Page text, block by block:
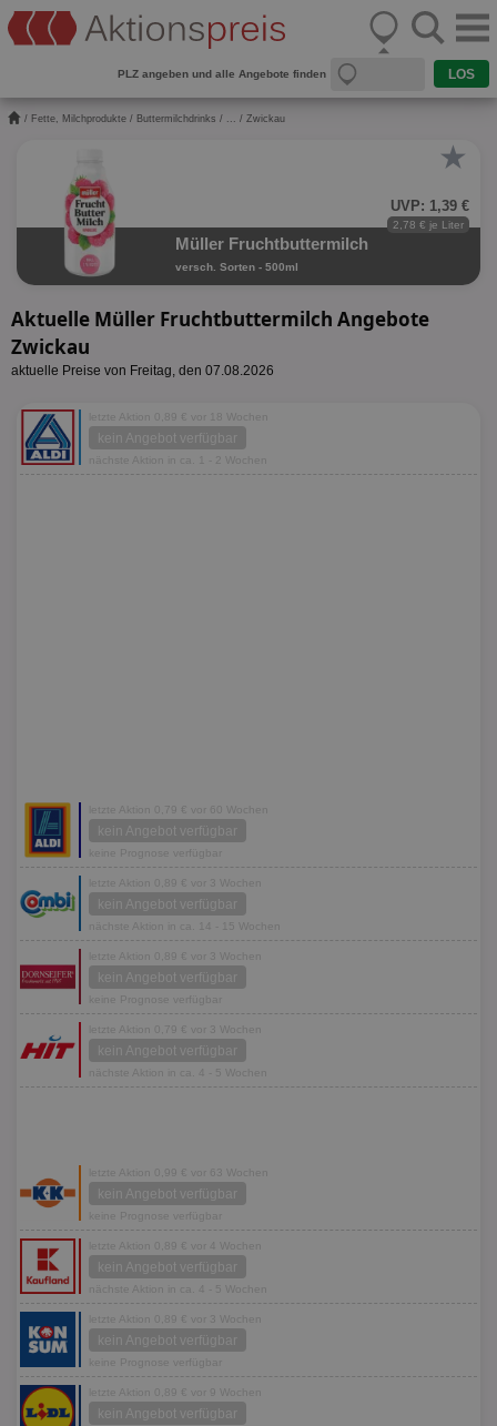
PLZ angeben und alle Angebote finden
/ Fette, Milchprodukte / Buttermilchdrinks / ... / Zwickau
★
UVP: 1,39 €
2,78 € je Liter
Müller Fruchtbuttermilch
versch. Sorten - 500ml
Aktuelle Müller Fruchtbuttermilch Angebote
Zwickau
aktuelle Preise von Freitag, den 07.08.2026
letzte Aktion 0,89 € vor 18 Wochen
kein Angebot verfügbar
nächste Aktion in ca. 1 - 2 Wochen
letzte Aktion 0,79 € vor 60 Wochen
kein Angebot verfügbar
keine Prognose verfügbar
letzte Aktion 0,89 € vor 3 Wochen
kein Angebot verfügbar
nächste Aktion in ca. 14 - 15 Wochen
letzte Aktion 0,89 € vor 3 Wochen
kein Angebot verfügbar
keine Prognose verfügbar
letzte Aktion 0,79 € vor 3 Wochen
kein Angebot verfügbar
nächste Aktion in ca. 4 - 5 Wochen
letzte Aktion 0,99 € vor 63 Wochen
kein Angebot verfügbar
keine Prognose verfügbar
letzte Aktion 0,89 € vor 4 Wochen
kein Angebot verfügbar
nächste Aktion in ca. 4 - 5 Wochen
letzte Aktion 0,89 € vor 3 Wochen
kein Angebot verfügbar
keine Prognose verfügbar
letzte Aktion 0,89 € vor 9 Wochen
kein Angebot verfügbar